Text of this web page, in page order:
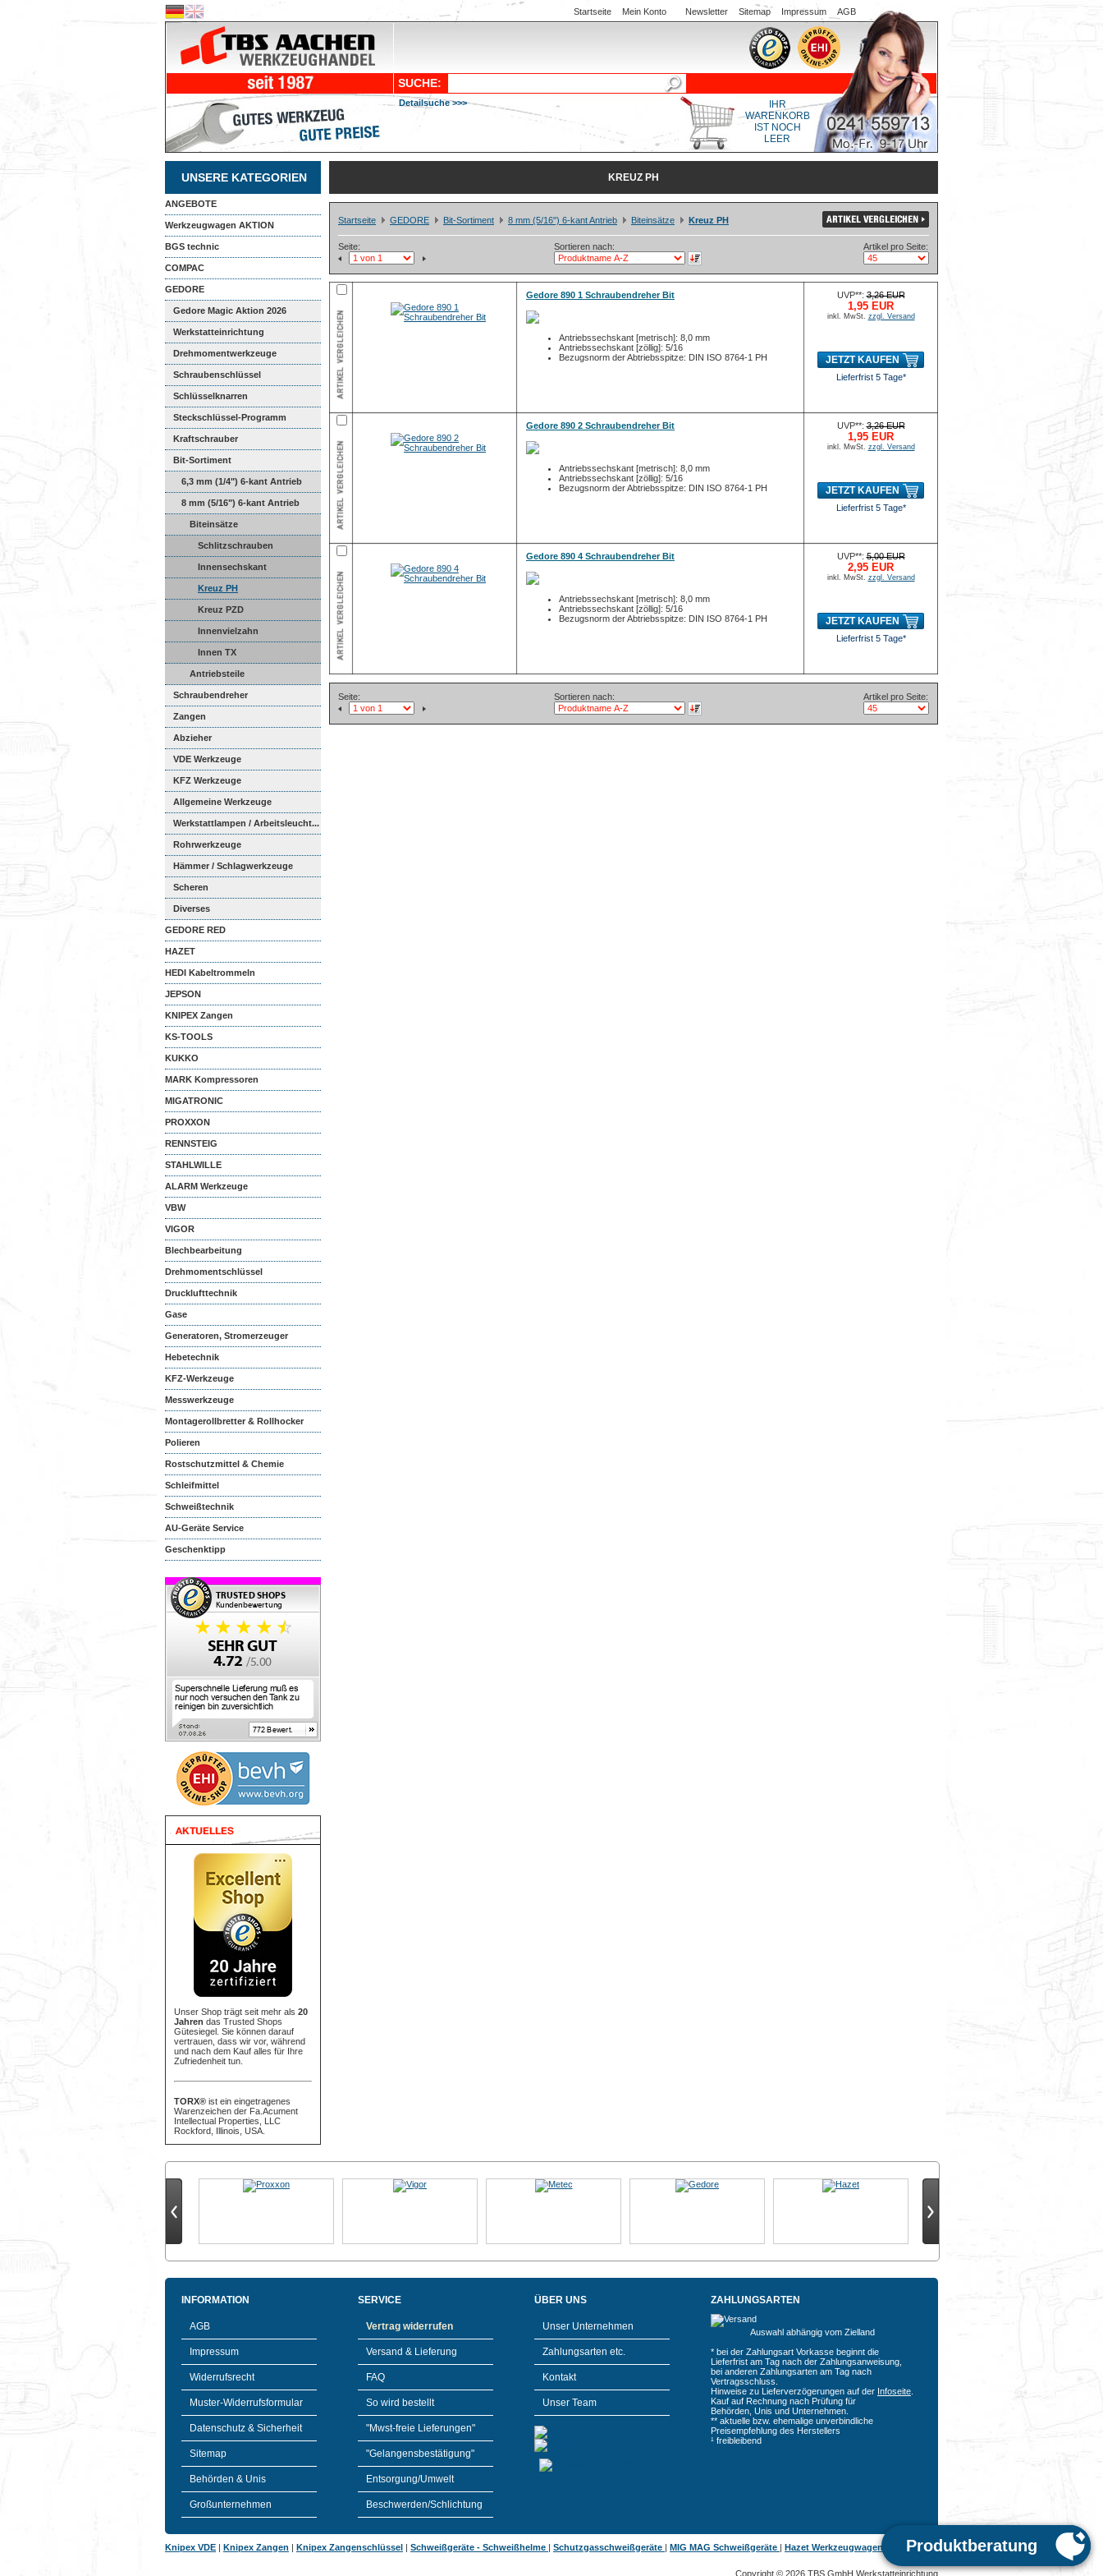
Startseite Mein Konto Newsletter Sitemap Impressum AGB
SUCHE:
Detailsuche >>>
IHR
WARENKORB
IST NOCH
LEER
UNSERE KATEGORIEN
ANGEBOTE
Werkzeugwagen AKTION
BGS technic
COMPAC
GEDORE
Gedore Magic Aktion 2026
Werkstatteinrichtung
Drehmomentwerkzeuge
Schraubenschlüssel
Schlüsselknarren
Steckschlüssel-Programm
Kraftschrauber
Bit-Sortiment
6,3 mm (1/4") 6-kant Antrieb
8 mm (5/16") 6-kant Antrieb
Biteinsätze
Schlitzschrauben
Innensechskant
Kreuz PH
Kreuz PZD
Innenvielzahn
Innen TX
Antriebsteile
Schraubendreher
Zangen
Abzieher
VDE Werkzeuge
KFZ Werkzeuge
Allgemeine Werkzeuge
Werkstattlampen / Arbeitsleucht...
Rohrwerkzeuge
Hämmer / Schlagwerkzeuge
Scheren
Diverses
GEDORE RED
HAZET
HEDI Kabeltrommeln
JEPSON
KNIPEX Zangen
KS-TOOLS
KUKKO
MARK Kompressoren
MIGATRONIC
PROXXON
RENNSTEIG
STAHLWILLE
ALARM Werkzeuge
VBW
VIGOR
Blechbearbeitung
Drehmomentschlüssel
Drucklufttechnik
Gase
Generatoren, Stromerzeuger
Hebetechnik
KFZ-Werkzeuge
Messwerkzeuge
Montagerollbretter & Rollhocker
Polieren
Rostschutzmittel & Chemie
Schleifmittel
Schweißtechnik
AU-Geräte Service
Geschenktipp
Unser Shop trägt seit mehr als 20
Jahren das Trusted Shops
Gütesiegel. Sie können darauf
vertrauen, dass wir vor, während
und nach dem Kauf alles für Ihre
Zufriedenheit tun.
TORX® ist ein eingetragenes
Warenzeichen der Fa.Acument
Intellectual Properties, LLC
Rockford, Illinois, USA.
KREUZ PH
Startseite GEDORE Bit-Sortiment 8 mm (5/16") 6-kant Antrieb Biteinsätze Kreuz PH
Seite: Sortieren nach: Artikel pro Seite:
Gedore 890 1 Schraubendreher Bit
Antriebssechskant [metrisch]: 8,0 mm
Antriebssechskant [zöllig]: 5/16
Bezugsnorm der Abtriebsspitze: DIN ISO 8764-1 PH
UVP**:3,26 EUR
1,95 EUR
inkl. MwSt. zzgl. Versand
JETZT KAUFEN
Lieferfrist 5 Tage*
Gedore 890 2 Schraubendreher Bit
Antriebssechskant [metrisch]: 8,0 mm
Antriebssechskant [zöllig]: 5/16
Bezugsnorm der Abtriebsspitze: DIN ISO 8764-1 PH
UVP**:3,26 EUR
1,95 EUR
inkl. MwSt. zzgl. Versand
JETZT KAUFEN
Lieferfrist 5 Tage*
Gedore 890 4 Schraubendreher Bit
Antriebssechskant [metrisch]: 8,0 mm
Antriebssechskant [zöllig]: 5/16
Bezugsnorm der Abtriebsspitze: DIN ISO 8764-1 PH
UVP**:5,00 EUR
2,95 EUR
inkl. MwSt. zzgl. Versand
JETZT KAUFEN
Lieferfrist 5 Tage*
Seite: Sortieren nach: Artikel pro Seite:
INFORMATION
AGB
Impressum
Widerrufsrecht
Muster-Widerrufsformular
Datenschutz & Sicherheit
Sitemap
Behörden & Unis
Großunternehmen
SERVICE
Vertrag widerrufen
Versand & Lieferung
FAQ
So wird bestellt
"Mwst-freie Lieferungen"
"Gelangensbestätigung"
Entsorgung/Umwelt
Beschwerden/Schlichtung
ÜBER UNS
Unser Unternehmen
Zahlungsarten etc.
Kontakt
Unser Team
ZAHLUNGSARTEN
Auswahl abhängig vom Zielland
* bei der Zahlungsart Vorkasse beginnt die
Lieferfrist am Tag nach der Zahlungsanweisung,
bei anderen Zahlungsarten am Tag nach
Vertragsschluss.
Hinweise zu Lieferverzögerungen auf der Infoseite
Kauf auf Rechnung nach Prüfung für
Behörden, Unis und Unternehmen.
** aktuelle bzw. ehemalige unverbindliche
Preisempfehlung des Herstellers
¹ freibleibend
Knipex VDE | Knipex Zangen | Knipex Zangenschlüssel | Schweißgeräte - Schweißhelme | Schutzgasschweißgeräte | MIG MAG Schweißgeräte | Hazet Werkzeugwagen
Copyright © 2026 TBS GmbH Werkstatteinrichtung